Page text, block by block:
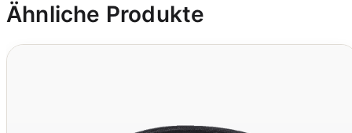
Ähnliche Produkte